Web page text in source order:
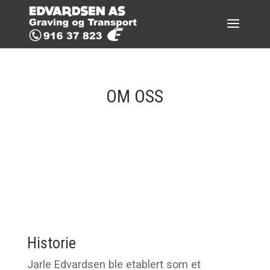
OM OSS
Historie
Jarle Edvardsen ble etablert som et